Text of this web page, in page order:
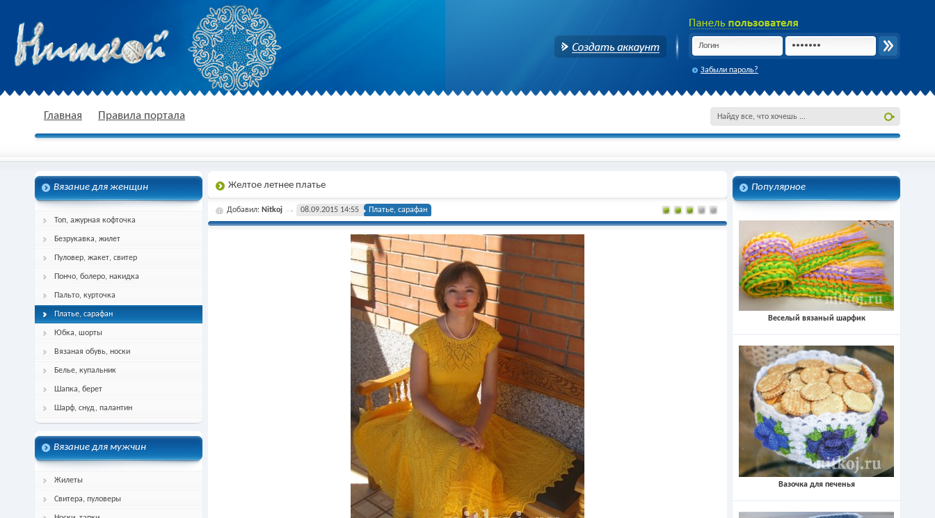
спицами, схема и описание
Забыли пароль?
Главная Правила портала
Вязание для женщин
Топ, ажурная кофточка
Безрукавка, жилет
Пуловер, жакет, свитер
Пончо, болеро, накидка
Пальто, курточка
Платье, сарафан
Юбка, шорты
Вязаная обувь, носки
Белье, купальник
Шапка, берет
Шарф, снуд, палантин
Вязание для мужчин
Жилеты
Свитера, пуловеры
Популярное
Веселый вязаный шарфик
Вазочка для печенья
Желтое летнее платье
Добавил: Nitkoj 08.09.2015 14:55 Платье, сарафан